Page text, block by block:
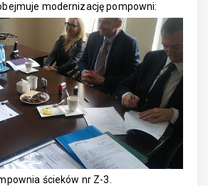
modernizację pompowni:
ścieków nr Z-3.